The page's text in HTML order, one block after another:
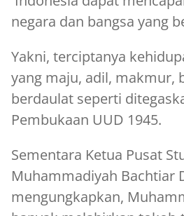
negara dan bangsa yang
Yakni, terciptanya
yang maju, adil, makmur,
berdaulat seperti
Pembukaan UUD 1945.
Sementara Ketua Pusat
Muhammadiyah Bachtiar
mengungkapkan,